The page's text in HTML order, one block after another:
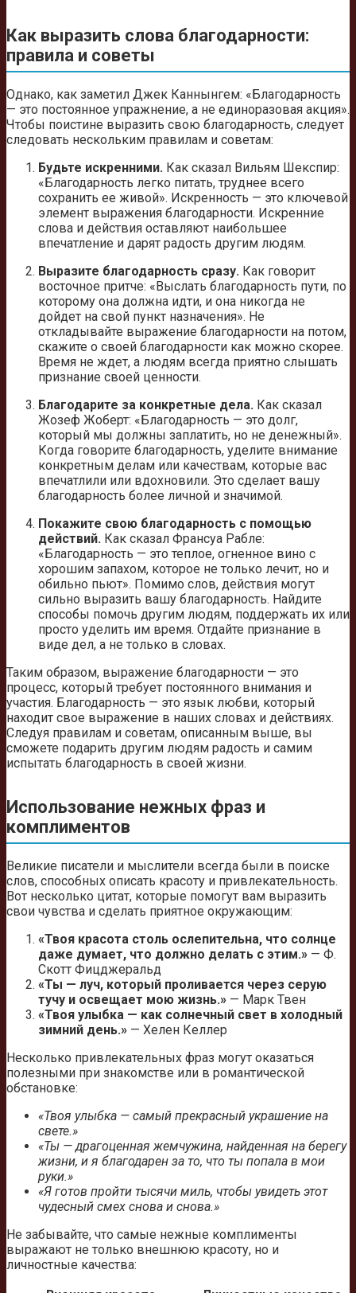
Как выразить слова благодарности:
правила и советы
Однако, как заметил Джек Каннынгем: «Благодарность
— это постоянное упражнение, а не единоразовая акция».
Чтобы поистине выразить свою благодарность, следует
следовать нескольким правилам и советам:
Будьте искренними. Как сказал Вильям Шекспир:
«Благодарность легко питать, труднее всего
сохранить ее живой». Искренность — это ключевой
элемент выражения благодарности. Искренние
слова и действия оставляют наибольшее
впечатление и дарят радость другим людям.
Выразите благодарность сразу. Как говорит
восточное притче: «Выслать благодарность пути, по
которому она должна идти, и она никогда не
дойдет на свой пункт назначения». Не
откладывайте выражение благодарности на потом,
скажите о своей благодарности как можно скорее.
Время не ждет, а людям всегда приятно слышать
признание своей ценности.
Благодарите за конкретные дела. Как сказал
Жозеф Жоберт: «Благодарность — это долг,
который мы должны заплатить, но не денежный».
Когда говорите благодарность, уделите внимание
конкретным делам или качествам, которые вас
впечатлили или вдохновили. Это сделает вашу
благодарность более личной и значимой.
Покажите свою благодарность с помощью
действий. Как сказал Франсуа Рабле:
«Благодарность — это теплое, огненное вино с
хорошим запахом, которое не только лечит, но и
обильно пьют». Помимо слов, действия могут
сильно выразить вашу благодарность. Найдите
способы помочь другим людям, поддержать их или
просто уделить им время. Отдайте признание в
виде дел, а не только в словах.
Таким образом, выражение благодарности — это
процесс, который требует постоянного внимания и
участия. Благодарность — это язык любви, который
находит свое выражение в наших словах и действиях.
Следуя правилам и советам, описанным выше, вы
сможете подарить другим людям радость и самим
испытать благодарность в своей жизни.
Использование нежных фраз и
комплиментов
Великие писатели и мыслители всегда были в поиске
слов, способных описать красоту и привлекательность.
Вот несколько цитат, которые помогут вам выразить
свои чувства и сделать приятное окружающим:
«Твоя красота столь ослепительна, что солнце
даже думает, что должно делать с этим.» — Ф.
Скотт Фицджеральд
«Ты — луч, который проливается через серую
тучу и освещает мою жизнь.» — Марк Твен
«Твоя улыбка — как солнечный свет в холодный
зимний день.» — Хелен Келлер
Несколько привлекательных фраз могут оказаться
полезными при знакомстве или в романтической
обстановке:
«Твоя улыбка — самый прекрасный украшение на
свете.»
«Ты — драгоценная жемчужина, найденная на берегу
жизни, и я благодарен за то, что ты попала в мои
руки.»
«Я готов пройти тысячи миль, чтобы увидеть этот
чудесный смех снова и снова.»
Не забывайте, что самые нежные комплименты
выражают не только внешнюю красоту, но и
личностные качества: